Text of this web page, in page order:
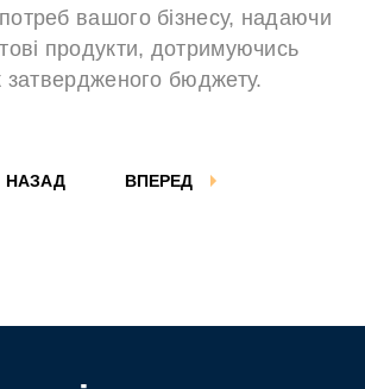
вашого бізнесу, надаючи
продукти, дотримуючись
затвердженого бюджету.
ВПЕРЕД
НАЗАД